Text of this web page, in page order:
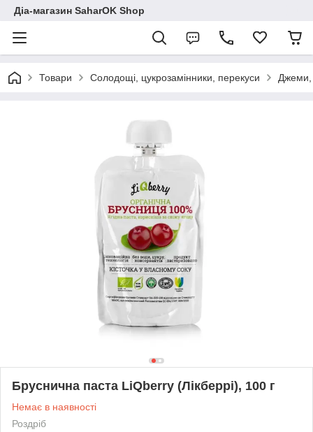
Діа-магазин SaharOK Shop
Товари Солодощі, цукрозамінники, перекуси Джеми,
Бруснична паста LiQberry (Лікберрі), 100 г
Немає в наявності
Роздріб